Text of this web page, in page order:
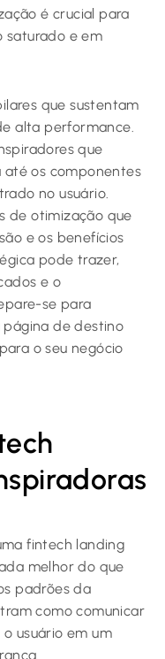
é crucial para
saturado e em
que sustentam
alta performance.
que
os componentes
no usuário.
de otimização que
e os benefícios
pode trazer,
e o
se para
de destino
o seu negócio
fintech landing
melhor do que
padrões da
como comunicar
usuário em um